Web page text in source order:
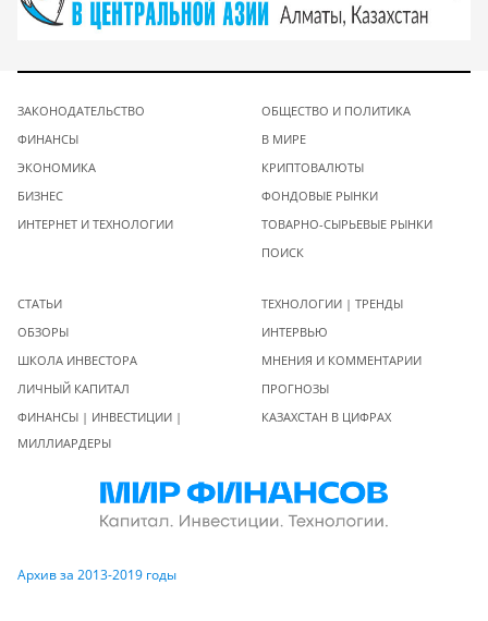
ЗАКОНОДАТЕЛЬСТВО
ФИНАНСЫ
ЭКОНОМИКА
БИЗНЕС
ИНТЕРНЕТ И ТЕХНОЛОГИИ
ОБЩЕСТВО И ПОЛИТИКА
В МИРЕ
КРИПТОВАЛЮТЫ
ФОНДОВЫЕ РЫНКИ
ТОВАРНО-СЫРЬЕВЫЕ РЫНКИ
ПОИСК
СТАТЬИ
ОБЗОРЫ
ШКОЛА ИНВЕСТОРА
ЛИЧНЫЙ КАПИТАЛ
ФИНАНСЫ | ИНВЕСТИЦИИ |
МИЛЛИАРДЕРЫ
ТЕХНОЛОГИИ | ТРЕНДЫ
ИНТЕРВЬЮ
МНЕНИЯ И КОММЕНТАРИИ
ПРОГНОЗЫ
КАЗАХСТАН В ЦИФРАХ
Архив за 2013-2019 годы